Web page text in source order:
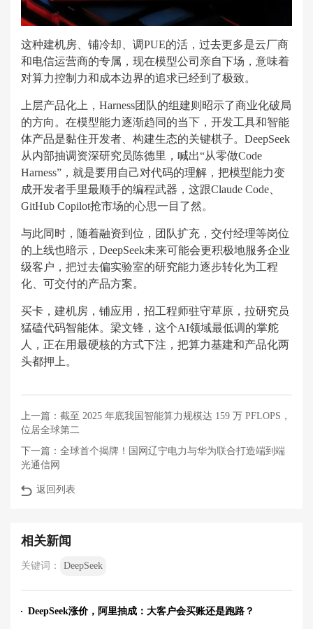
这种建机房、铺冷却、调PUE的活，过去更多是云厂商
和电信运营商的专属，现在模型公司亲自下场，意味着
对算力控制力和成本边界的追求已经到了极致。
上层产品化上，Harness团队的组建则昭示了商业化破局
的方向。在模型能力逐渐趋同的当下，开发工具和智能
体产品是黏住开发者、构建生态的关键棋子。DeepSeek
从内部抽调资深研究员陈德里，喊出“从零做Code
Harness”，就是要用自己对代码的理解，把模型能力变
成开发者手里最顺手的编程武器，这跟Claude Code、
GitHub Copilot抢市场的心思一目了然。
与此同时，随着融资到位，团队扩充，交付经理等岗位
的上线也暗示，DeepSeek未来可能会更积极地服务企业
级客户，把过去偏实验室的研究能力逐步转化为工程
化、可交付的产品方案。
买卡，建机房，铺应用，招工程师驻守草原，拉研究员
猛磕代码智能体。梁文锋，这个AI领域最低调的掌舵
人，正在用最硬核的方式下注，把算力基建和产品化两
头都押上。
上一篇： 截至 2025 年底我国智能算力规模达 159 万 PFLOPS，
位居全球第二
下一篇： 全球首个揭牌！国网辽宁电力与华为联合打造端到端
光通信网
返回列表
相关新闻
关键词： DeepSeek
DeepSeek涨价，阿里抽成：大客户会买账还是跑路？